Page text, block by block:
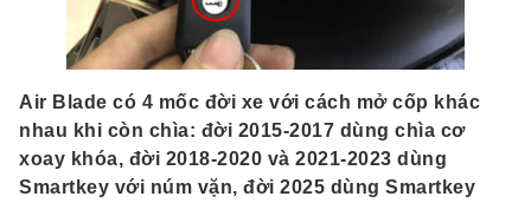
Air Blade có 4 mốc đời xe với cách mở cốp khác
nhau khi còn chìa: đời 2015-2017 dùng chìa cơ
xoay khóa, đời 2018-2020 và 2021-2023 dùng
Smartkey với núm vặn, đời 2025 dùng Smartkey